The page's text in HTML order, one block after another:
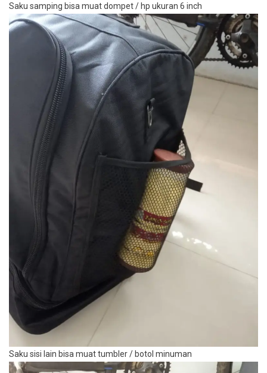
Saku samping bisa muat dompet / hp ukuran 6 inch
Saku sisi lain bisa muat tumbler / botol minuman